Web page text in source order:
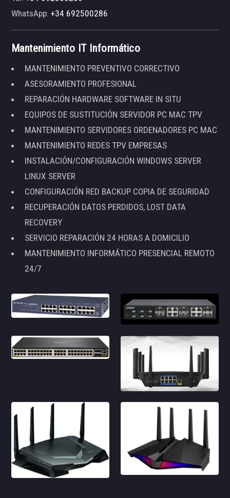
WhatsApp:+34 692500286
Mantenimiento IT Informático
MANTENIMIENTO PREVENTIVO CORRECTIVO
ASESORAMIENTO PROFESIONAL
REPARACIÓN HARDWARE SOFTWARE IN SITU
EQUIPOS DE SUSTITUCIÓN SERVIDOR PC MAC TPV
MANTENIMIENTO SERVIDORES ORDENADORES PC MAC
MANTENIMIENTO REDES TPV EMPRESAS
INSTALACIÓN/CONFIGURACIÓN WINDOWS SERVER
LINUX SERVER
CONFIGURACIÓN RED BACKUP COPIA DE SEGURIDAD
RECUPERACIÓN DATOS PERDIDOS, LOST DATA
RECOVERY
SERVICIO REPARACIÓN 24 HORAS A DOMICILIO
MANTENIMIENTO INFORMÁTICO PRESENCIAL REMOTO
24/7